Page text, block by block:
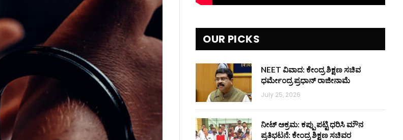
OUR PICKS
NEET ವಿವಾದ: ಕೇಂದ್ರ ಶಿಕ್ಷಣ ಸಚಿವ
ಧರ್ಮೇಂದ್ರ ಪ್ರಧಾನ್ ರಾಜೀನಾಮೆ
July 25, 2026
ನೀಟ್ ಅಕ್ರಮ: ಕಪ್ಪು ಪಟ್ಟಿ ಧರಿಸಿ ಮೌನ
ಪ್ರತಿಭಟನೆ: ಕೇಂದ್ರ ಶಿಕ್ಷಣ ಸಚಿವರ